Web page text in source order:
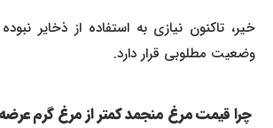
خیر، تاکنون نیازی به استفاده از ذخایر
وضعیت مطلوبی قرار دارد.
چرا قیمت مرغ منجمد کمتر از مرغ گرم